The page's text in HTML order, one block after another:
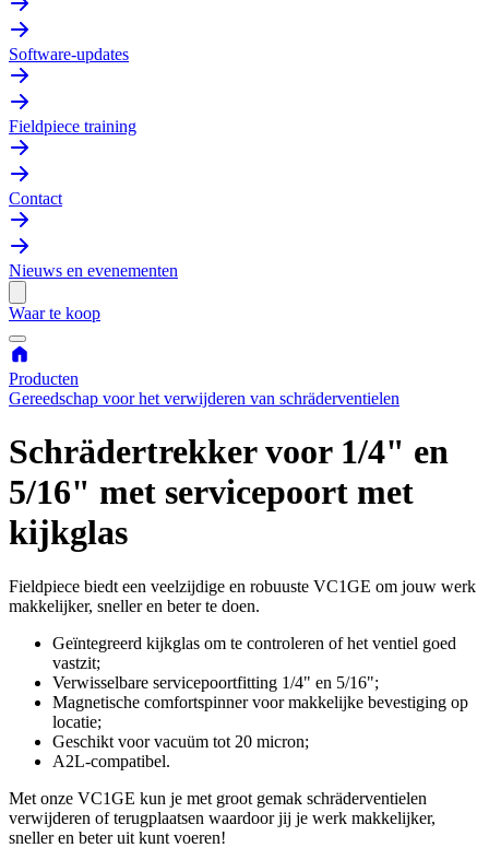
Software-updates
Fieldpiece training
Contact
Nieuws en evenementen
Waar te koop
Producten
Gereedschap voor het verwijderen van schräderventielen
Schrädertrekker voor 1/4" en
5/16" met servicepoort met
kijkglas
Fieldpiece biedt een veelzijdige en robuuste VC1GE om jouw werk
makkelijker, sneller en beter te doen.
Geïntegreerd kijkglas om te controleren of het ventiel goed
vastzit;
Verwisselbare servicepoortfitting 1/4" en 5/16";
Magnetische comfortspinner voor makkelijke bevestiging op
locatie;
Geschikt voor vacuüm tot 20 micron;
A2L-compatibel.
Met onze VC1GE kun je met groot gemak schräderventielen
verwijderen of terugplaatsen waardoor jij je werk makkelijker,
sneller en beter uit kunt voeren!